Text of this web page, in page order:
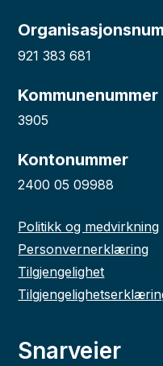
921 383 681
Kommunenummer
3905
Kontonummer
2400 05 09988
Politikk og medvirkning
Personvernerklæring
Tilgjengelighet
Snarveier